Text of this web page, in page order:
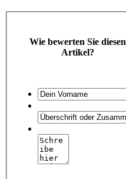
Wie bewerten Sie diesen
Artikel?